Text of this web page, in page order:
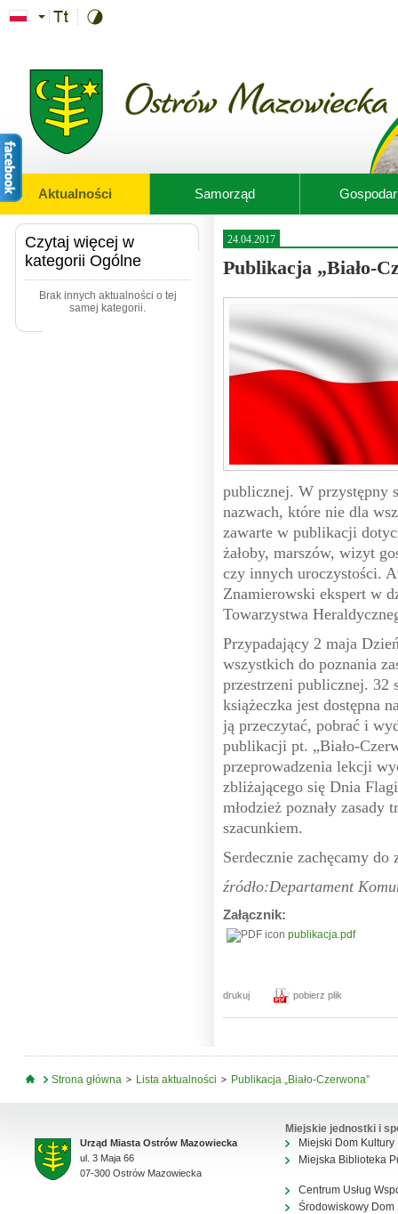
Przejdź do treści
Aktualności Samorząd
Czytaj więcej w
kategorii Ogólne
Brak innych aktualności o tej
samej kategorii.
24.04.2017
Publikacja „Biało-
publicznej. W przystępny
nazwach, które nie dla
zawarte w publikacji
żałoby, marszów, wizyt
czy innych uroczystości.
Znamierowski ekspert w
Towarzystwa
Przypadający 2 maja
wszystkich do poznania
przestrzeni publicznej. 32
książeczka jest dostępna
ją przeczytać, pobrać i
publikacji pt. „Biało-
przeprowadzenia lekcji
zbliżającego się Dnia
młodzież poznały
szacunkiem.
Serdecznie zachęcamy
źródło:Departament
Załącznik:
publikacja.pdf
drukuj pobierz plik
Jesteś tutaj
Strona główna Lista aktualności Publikacja „Biało-Czerwona”
Urząd Miasta Ostrów Mazowiecka
ul. 3 Maja 66
07-300 Ostrów Mazowiecka
Miejskie jednostki i
Miejski Dom Kultury
Miejska Biblioteka
Centrum Usług
Środowiskowy Dom